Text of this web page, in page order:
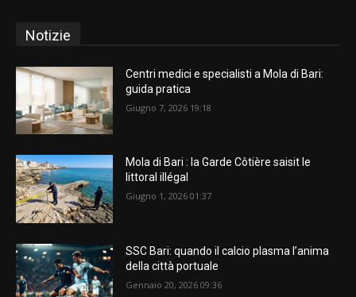
Notizie
Centri medici e specialisti a Mola di Bari:
guida pratica
Giugno 7, 2026 19:18
Mola di Bari : la Garde Côtière saisit le
littoral illégal
Giugno 1, 2026 01:37
SSC Bari: quando il calcio plasma l’anima
della città portuale
Gennaio 20, 2026 09:36